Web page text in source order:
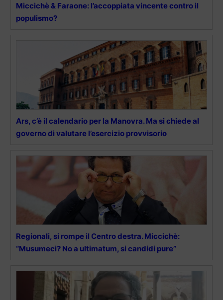
Miccichè & Faraone: l’accoppiata vincente contro il
populismo?
Ars, c’è il calendario per la Manovra. Ma si chiede al
governo di valutare l’esercizio provvisorio
Regionali, si rompe il Centro destra. Miccichè:
“Musumeci? No a ultimatum, si candidi pure”